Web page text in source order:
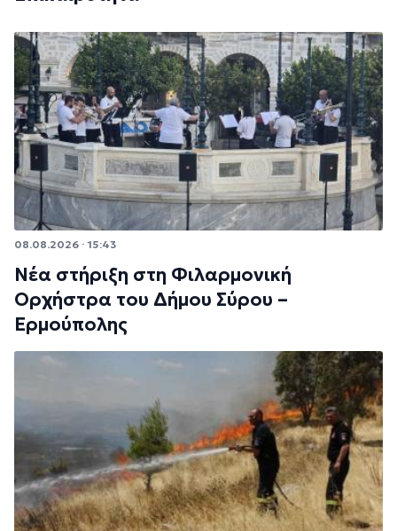
08.08.2026 · 15:43
Νέα στήριξη στη Φιλαρμονική
Ορχήστρα του Δήμου Σύρου –
Ερμούπολης